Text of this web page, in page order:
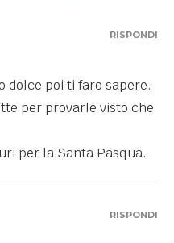
dolce poi ti faro sapere.
per provarle visto che
per la Santa Pasqua.
RISPONDI
RISPONDI